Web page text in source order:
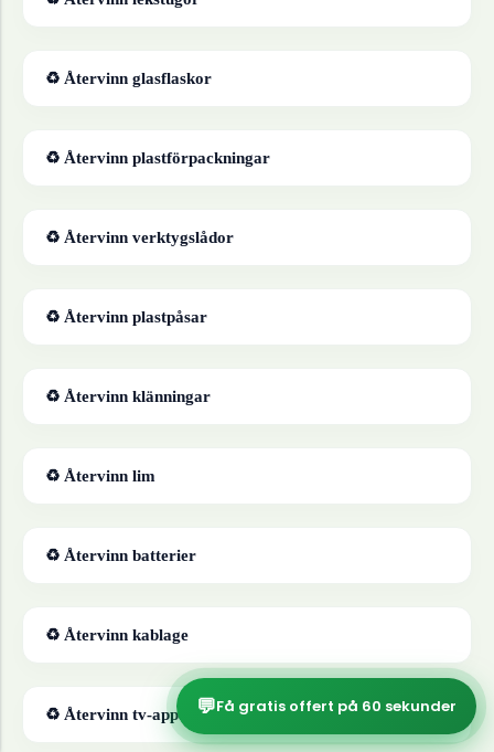
♻ Återvinn glasflaskor
♻ Återvinn plastförpackningar
♻ Återvinn verktygslådor
♻ Återvinn plastpåsar
♻ Återvinn klänningar
♻ Återvinn lim
♻ Återvinn batterier
♻ Återvinn kablage
♻ Återvinn tv-apparater
💬Få gratis offert på 60 sekunder